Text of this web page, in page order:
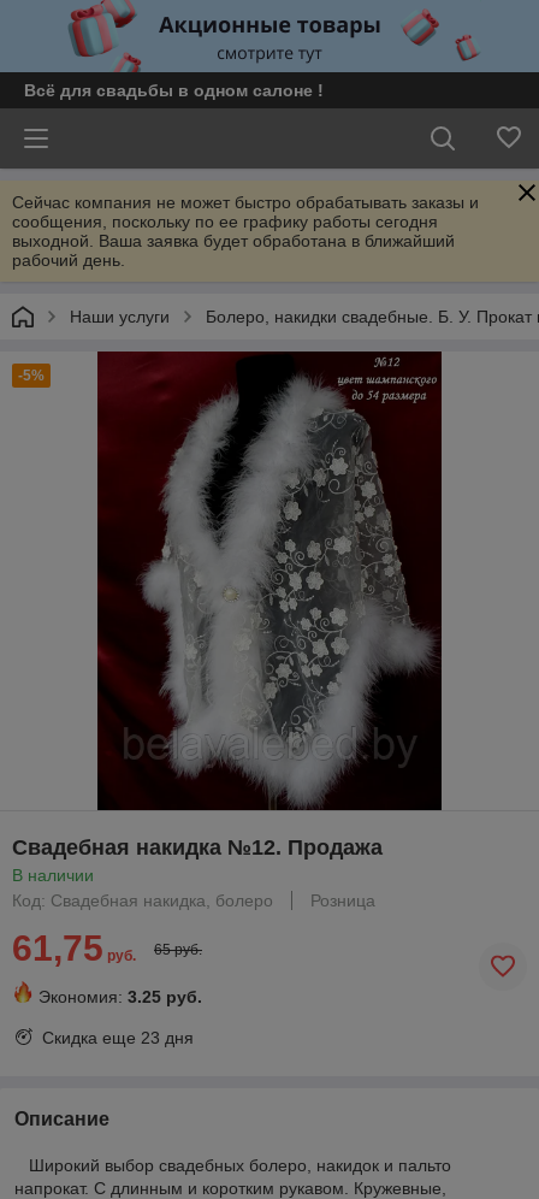
Всё для свадьбы в одном салоне !
Сейчас компания не может быстро обрабатывать заказы и
сообщения, поскольку по ее графику работы сегодня
выходной. Ваша заявка будет обработана в ближайший
рабочий день.
Наши услуги Болеро, накидки свадебные. Б. У.
-5%
Свадебная накидка №12. Продажа
В наличии
Код: Свадебная накидка, болеро
Розница
61,75 руб. 65 руб.
Экономия: 3.25 руб.
Скидка еще 23 дня
Описание
Широкий выбор свадебных болеро, накидок и пальто
напрокат. С длинным и коротким рукавом. Кружевные,